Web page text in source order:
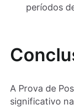
períodos
A Prova de
significativo